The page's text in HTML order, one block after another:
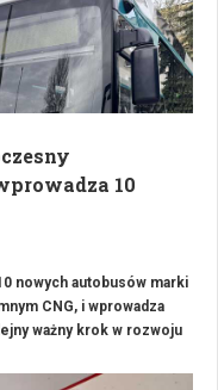
10
nowych autobusów marki
CNG, i wprowadza
ważny krok w rozwoju
linii komunikacyjnych